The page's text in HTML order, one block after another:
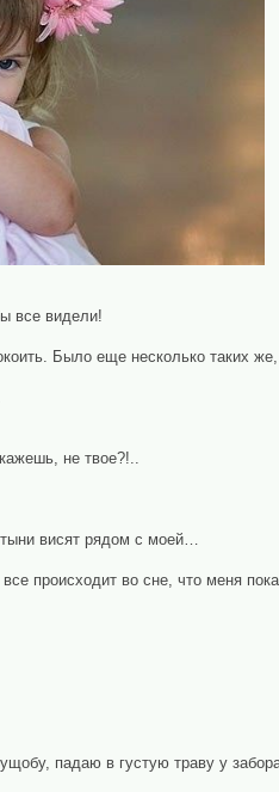
все видели!
Было еще несколько таких же,
не твое?!..
висят рядом с моей…
происходит во сне, что меня
падаю в густую траву у